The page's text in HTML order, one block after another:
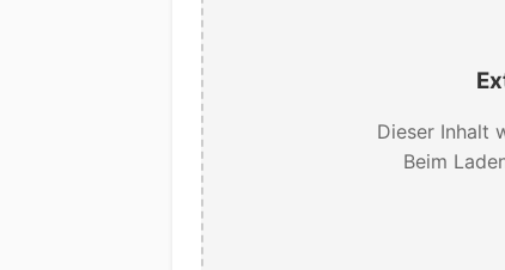
Dieser Inhalt
Beim